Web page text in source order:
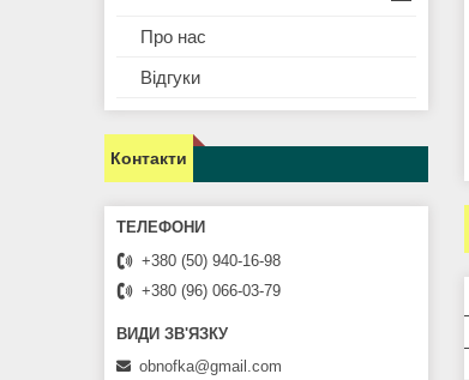
Про нас
Відгуки
Контакти
+380 (50) 940-16-98
+380 (96) 066-03-79
obnofka@gmail.com